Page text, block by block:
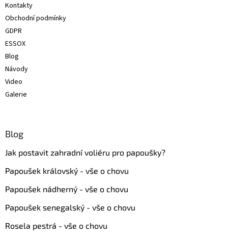
Kontakty
Obchodní podmínky
GDPR
ESSOX
Blog
Návody
Video
Galerie
Blog
Jak postavit zahradní voliéru pro papoušky?
Papoušek královský - vše o chovu
Papoušek nádherný - vše o chovu
Papoušek senegalský - vše o chovu
Rosela pestrá - vše o chovu